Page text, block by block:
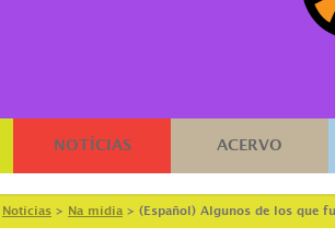
NOTÍCIAS ACERVO
Notícias > Na mídia > (Español) Algunos de los que